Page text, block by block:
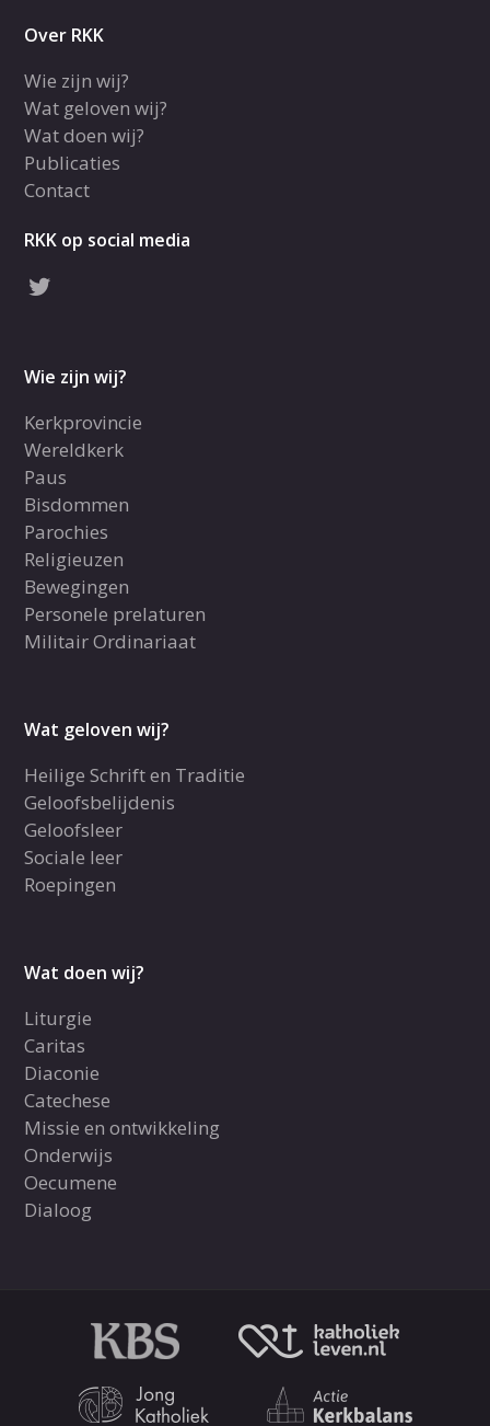
Over RKK
Wie zijn wij?
Wat geloven wij?
Wat doen wij?
Publicaties
Contact
RKK op social media
Wie zijn wij?
Kerkprovincie
Wereldkerk
Paus
Bisdommen
Parochies
Religieuzen
Bewegingen
Personele prelaturen
Militair Ordinariaat
Wat geloven wij?
Heilige Schrift en Traditie
Geloofsbelijdenis
Geloofsleer
Sociale leer
Roepingen
Wat doen wij?
Liturgie
Caritas
Diaconie
Catechese
Missie en ontwikkeling
Onderwijs
Oecumene
Dialoog